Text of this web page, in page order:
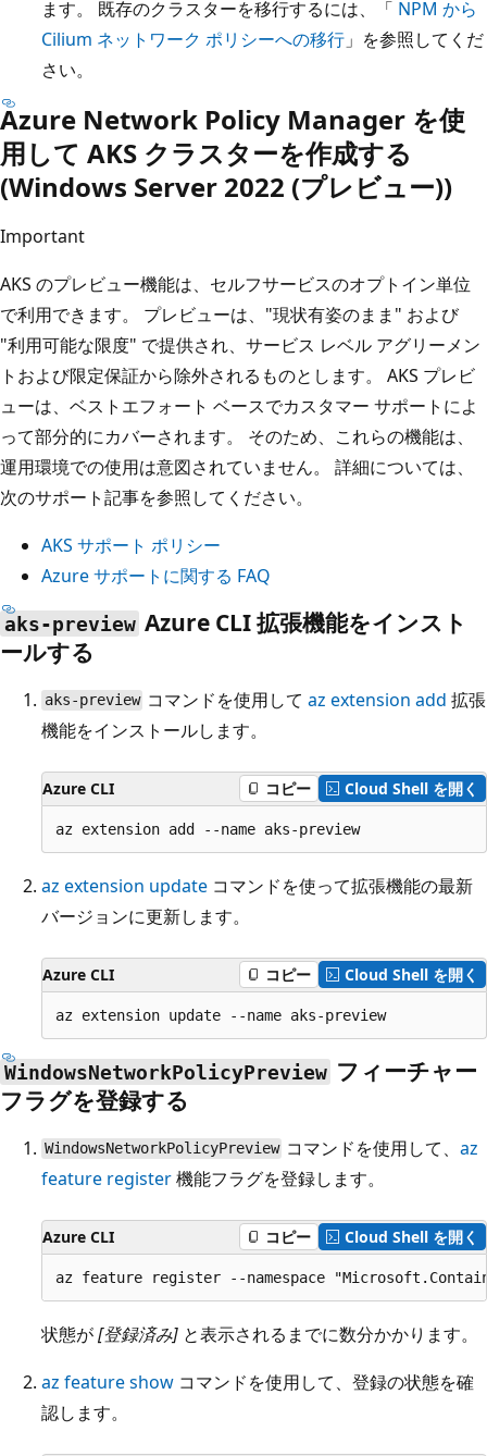
ます。 既存のクラスターを移行するには、「 NPM から
Cilium ネットワーク ポリシーへの移行 」を参照してくだ
さい。
Azure Network Policy Manager を使
用して AKS クラスターを作成する
(Windows Server 2022 (プレビュー))
Important
AKS のプレビュー機能は、セルフサービスのオプトイン単位
で利用できます。 プレビューは、"現状有姿のまま" および
"利用可能な限度" で提供され、サービス レベル アグリーメン
トおよび限定保証から除外されるものとします。 AKS プレビ
ューは、ベストエフォート ベースでカスタマー サポートによ
って部分的にカバーされます。 そのため、これらの機能は、
運用環境での使用は意図されていません。 詳細については、
次のサポート記事を参照してください。
AKS サポート ポリシー
Azure サポートに関する FAQ
aks-preview Azure CLI 拡張機能をインスト
ールする
aks-preview コマンドを使用してaz extension add 拡張
機能をインストールします。
Azure CLI コピー Cloud Shell を開く
az extension update コマンドを使って拡張機能の最新
バージョンに更新します。
Azure CLI コピー Cloud Shell を開く
WindowsNetworkPolicyPreview フィーチャー
フラグを登録する
WindowsNetworkPolicyPreview コマンドを使用して、az
feature register機能フラグを登録します。
Azure CLI コピー Cloud Shell を開く
状態が[登録済み] と表示されるまでに数分かかります。
az feature show コマンドを使用して、登録の状態を確
認します。